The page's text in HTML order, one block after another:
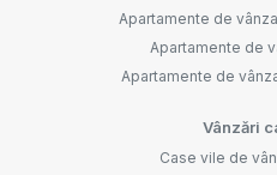
Apartamente de
Apartamente de
Apartamente de
Vânzări
Case vile de